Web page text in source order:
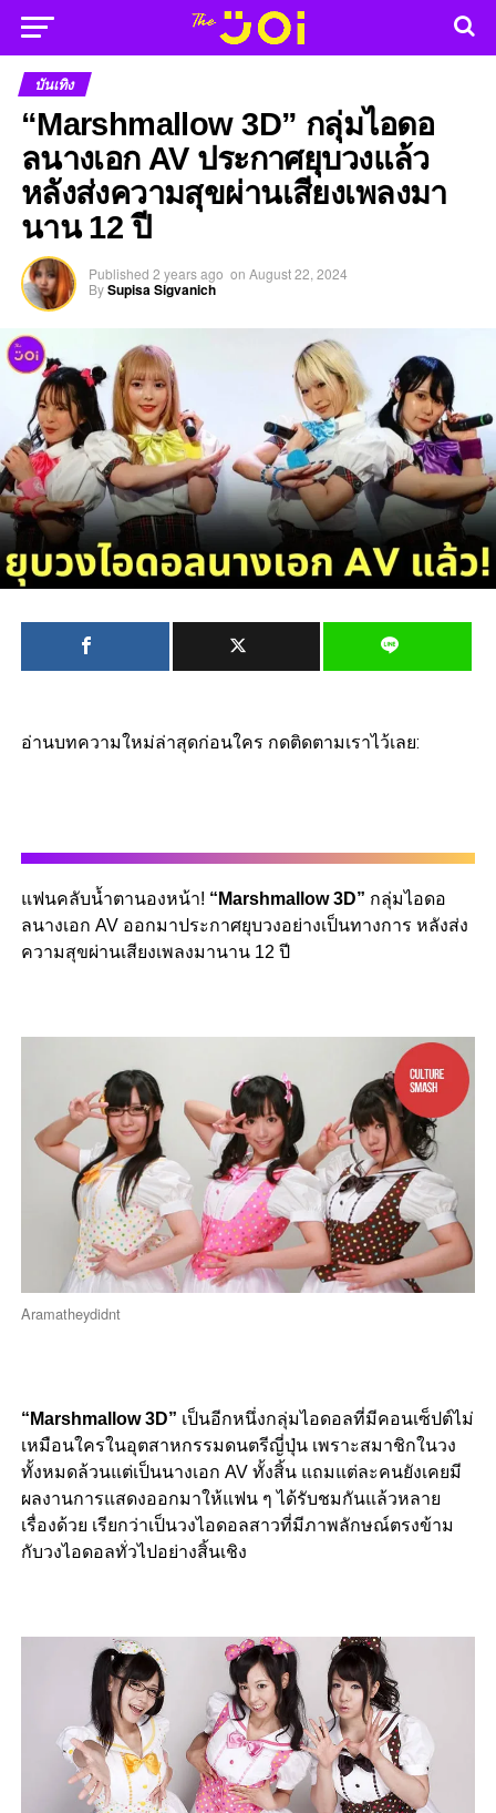
บันเทิง
“Marshmallow 3D” กลุ่มไอดอ
ลนางเอก AV ประกาศยุบวงแล้ว
หลังส่งความสุขผ่านเสียงเพลงมา
นาน 12 ปี
Published 2 years ago on August 22, 2024
BySupisa Sigvanich
อ่านบทความใหม่ล่าสุดก่อนใคร กดติดตามเราไว้เลย:
แฟนคลับน้ำตานองหน้า! “Marshmallow 3D” กลุ่มไอดอ
ลนางเอก AV ออกมาประกาศยุบวงอย่างเป็นทางการ หลังส่ง
ความสุขผ่านเสียงเพลงมานาน 12 ปี
Aramatheydidnt
“Marshmallow 3D” เป็นอีกหนึ่งกลุ่มไอดอลที่มีคอนเซ็ปต์ไม่
เหมือนใครในอุตสาหกรรมดนตรีญี่ปุ่น เพราะสมาชิกในวง
ทั้งหมดล้วนแต่เป็นนางเอก AV ทั้งสิ้น แถมแต่ละคนยังเคยมี
ผลงานการแสดงออกมาให้แฟน ๆ ได้รับชมกันแล้วหลาย
เรื่องด้วย เรียกว่าเป็นวงไอดอลสาวที่มีภาพลักษณ์ตรงข้าม
กับวงไอดอลทั่วไปอย่างสิ้นเชิง